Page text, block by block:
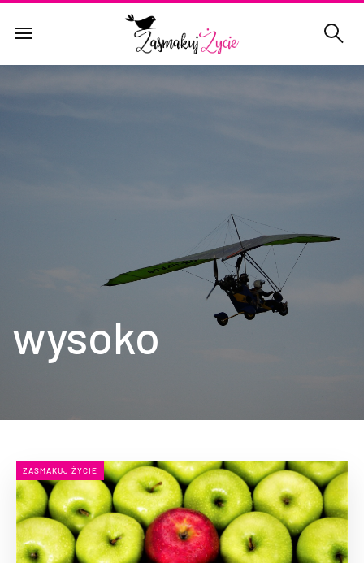
wysoko
ZASMAKUJ ŻYCIE